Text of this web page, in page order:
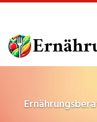
main
content